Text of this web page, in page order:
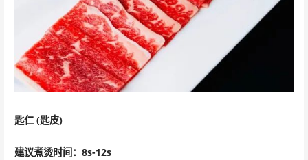
匙仁 (匙皮)
建议煮烫时间：8s-12s